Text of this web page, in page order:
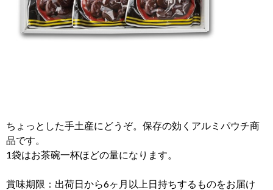
ちょっとした手土産にどうぞ。保存の効くアルミパウチ商
品です。
1袋はお茶碗一杯ほどの量になります。
賞味期限：出荷日から6ヶ月以上日持ちするものをお届け